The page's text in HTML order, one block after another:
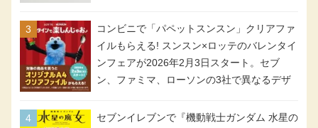
コンビニで「パペットスンスン」クリアファ
イルもらえる! スンスン×ロッテのバレンタイ
ンフェアが2026年2月3日スタート。セブ
ン、ファミマ、ローソンの3社で異なるデザ
セブンイレブンで『機動戦士ガンダム 水星の